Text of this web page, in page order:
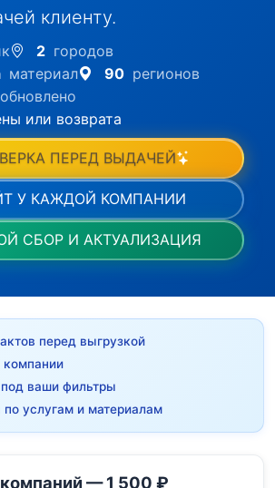
клиенту.
2 городов
материал 90 регионов
обновлено
или возврата
ПЕРЕД ВЫДАЧЕЙ
У КАЖДОЙ КОМПАНИИ
СБОР И АКТУАЛИЗАЦИЯ
перед выгрузкой
ваши фильтры
по услугам и материалам
компаний — 1 500 ₽